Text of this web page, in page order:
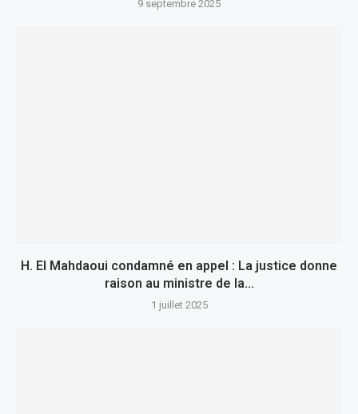
9 septembre 2025
H. El Mahdaoui condamné en appel : La justice donne
raison au ministre de la...
1 juillet 2025